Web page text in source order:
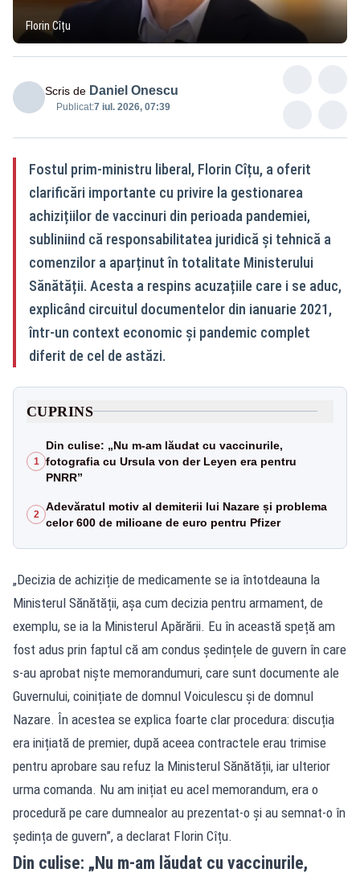
Florin Cîțu
Scris de Daniel Onescu
Publicat:7 iul. 2026, 07:39
Fostul prim-ministru liberal, Florin Cîțu, a oferit
clarificări importante cu privire la gestionarea
achizițiilor de vaccinuri din perioada pandemiei,
subliniind că responsabilitatea juridică și tehnică a
comenzilor a aparținut în totalitate Ministerului
Sănătății. Acesta a respins acuzațiile care i se aduc,
explicând circuitul documentelor din ianuarie 2021,
într-un context economic și pandemic complet
diferit de cel de astăzi.
CUPRINS
1
Din culise: „Nu m-am lăudat cu vaccinurile,
fotografia cu Ursula von der Leyen era pentru
PNRR”
2
Adevăratul motiv al demiterii lui Nazare și problema
celor 600 de milioane de euro pentru Pfizer
„Decizia de achiziție de medicamente se ia întotdeauna la
Ministerul Sănătății, așa cum decizia pentru armament, de
exemplu, se ia la Ministerul Apărării. Eu în această speță am
fost adus prin faptul că am condus ședințele de guvern în care
s-au aprobat niște memorandumuri, care sunt documente ale
Guvernului, coinițiate de domnul Voiculescu și de domnul
Nazare. În acestea se explica foarte clar procedura: discuția
era inițiată de premier, după aceea contractele erau trimise
pentru aprobare sau refuz la Ministerul Sănătății, iar ulterior
urma comanda. Nu am inițiat eu acel memorandum, era o
procedură pe care dumnealor au prezentat-o și au semnat-o în
ședința de guvern”, a declarat Florin Cîțu.
Din culise: „Nu m-am lăudat cu vaccinurile,